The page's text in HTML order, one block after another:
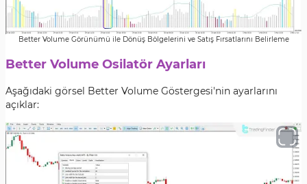
Better Volume Görünümü ile Dönüş Bölgelerini ve Satış Fırsatlarını Belirleme
Better Volume Osilatör Ayarları
Aşağıdaki görsel Better Volume Göstergesi'nin ayarlarını
açıklar: